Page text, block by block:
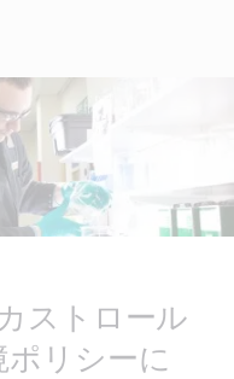
ストロール
リシーに